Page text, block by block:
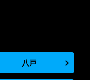
八戸